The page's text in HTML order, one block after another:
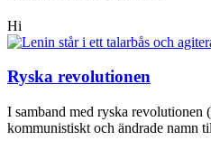
Hi
Ryska revolutionen
I samband med ryska revolutionen
kommunistiskt och ändrade namn